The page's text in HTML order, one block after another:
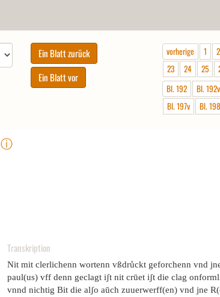
vorherige 1 2
23
24 25
Bl. 192
Bl. 192v
Bl. 197v
Bl. 198
ⓘ
Transkription
Nit mit clerlichenn wortenn vßdrůckt geforchenn vnd
paul(us) vff denn geclagt iʃt nit crūet iʃt die clag
vnnd nichtig Bit die alʃo aūch zuuerwerff(en) vnd jne